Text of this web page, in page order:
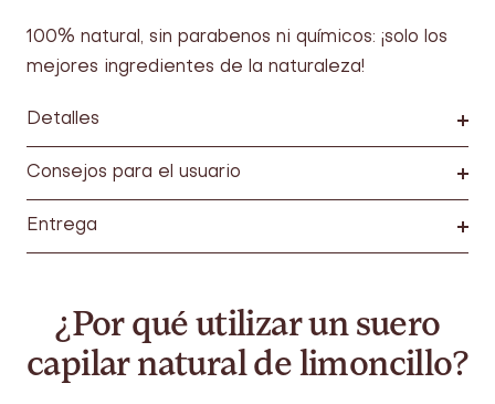
100% natural, sin parabenos ni químicos: ¡solo los
mejores ingredientes de la naturaleza!
Detalles
Consejos para el usuario
Entrega
¿Por qué utilizar un suero
capilar natural de limoncillo?